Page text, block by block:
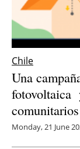
Chile
Una
fotovoltaica
comunitarios
Monday, 21 June